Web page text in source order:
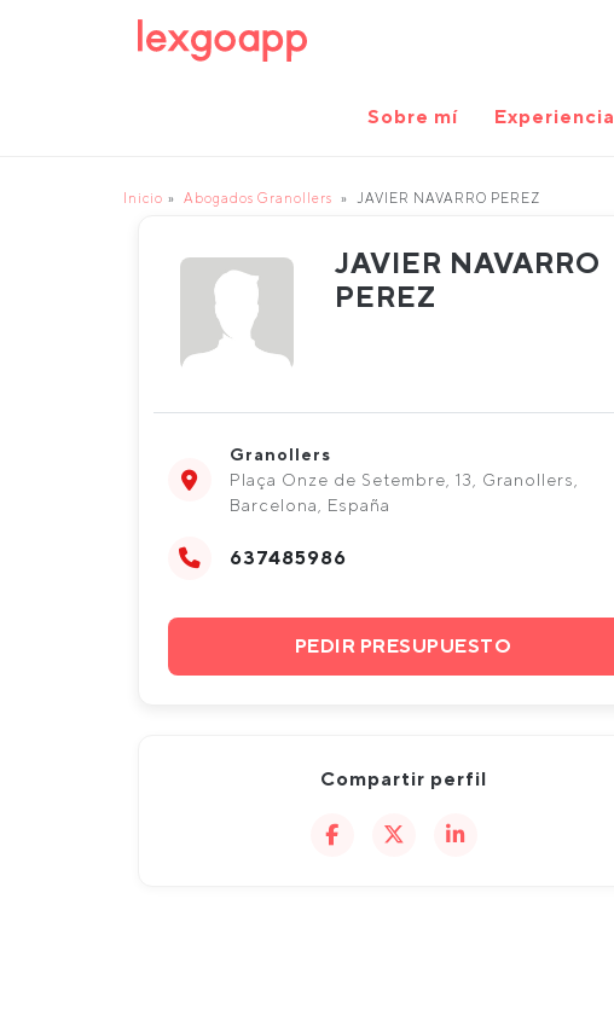
Sobre mí Experiencia
Inicio Abogados Granollers JAVIER NAVARRO PEREZ
JAVIER NAVARRO
PEREZ
Granollers
Plaça Onze de Setembre, 13, Granollers,
Barcelona, España
637485986
PEDIR PRESUPUESTO
Compartir perfil